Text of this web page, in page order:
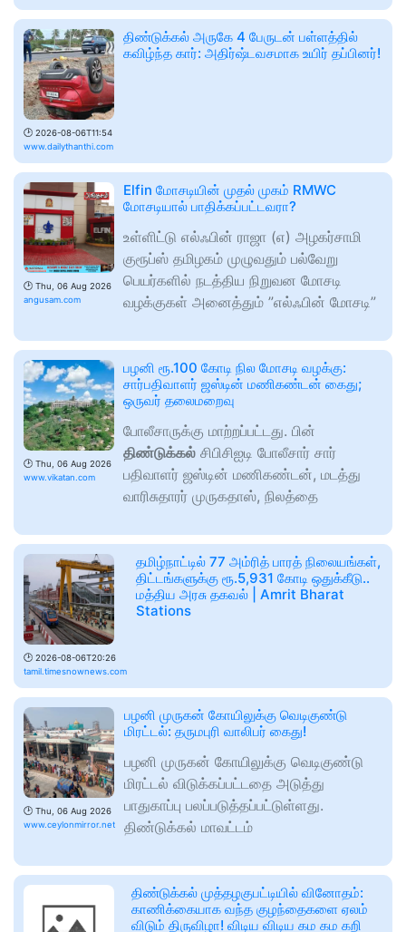
🕑 2026-08-06T11:54
www.dailythanthi.com
திண்டுக்கல் அருகே 4 பேருடன் பள்ளத்தில்
கவிழ்ந்த கார்: அதிர்ஷ்டவசமாக உயிர் தப்பினர்!
🕑 Thu, 06 Aug 2026
angusam.com
Elfin மோசடியின் முதல் முகம் RMWC
மோசடியால் பாதிக்கப்பட்டவரா?
உள்ளிட்டு எல்ஃபின் ராஜா (எ) அழகர்சாமி
குரூப்ஸ் தமிழகம் முழுவதும் பல்வேறு
பெயர்களில் நடத்திய நிறுவன மோசடி
வழக்குகள் அனைத்தும் ”எல்ஃபின் மோசடி”
🕑 Thu, 06 Aug 2026
www.vikatan.com
பழனி ரூ.100 கோடி நில மோசடி வழக்கு:
சார்பதிவாளர் ஜஸ்டின் மணிகண்டன் கைது;
ஒருவர் தலைமறைவு
போலீசாருக்கு மாற்றப்பட்டது. பின்
திண்டுக்கல் சிபிசிஐடி போலீசார் சார்
பதிவாளர் ஜஸ்டின் மணிகண்டன், மடத்து
வாரிசுதாரர் முருகதாஸ், நிலத்தை
🕑 2026-08-06T20:26
tamil.timesnownews.com
தமிழ்நாட்டில் 77 அம்ரித் பாரத் நிலையங்கள்,
திட்டங்களுக்கு ரூ.5,931 கோடி ஒதுக்கீடு..
மத்திய அரசு தகவல் | Amrit Bharat
Stations
🕑 Thu, 06 Aug 2026
www.ceylonmirror.net
பழனி முருகன் கோயிலுக்கு வெடிகுண்டு
மிரட்டல்: தருமபுரி வாலிபர் கைது!
பழனி முருகன் கோயிலுக்கு வெடிகுண்டு
மிரட்டல் விடுக்கப்பட்டதை அடுத்து
பாதுகாப்பு பலப்படுத்தப்பட்டுள்ளது.
திண்டுக்கல் மாவட்டம்
திண்டுக்கல் முத்தழகுபட்டியில் வினோதம்:
காணிக்கையாக வந்த குழந்தைகளை ஏலம்
விடும் திருவிழா! விடிய விடிய கம கம கறி